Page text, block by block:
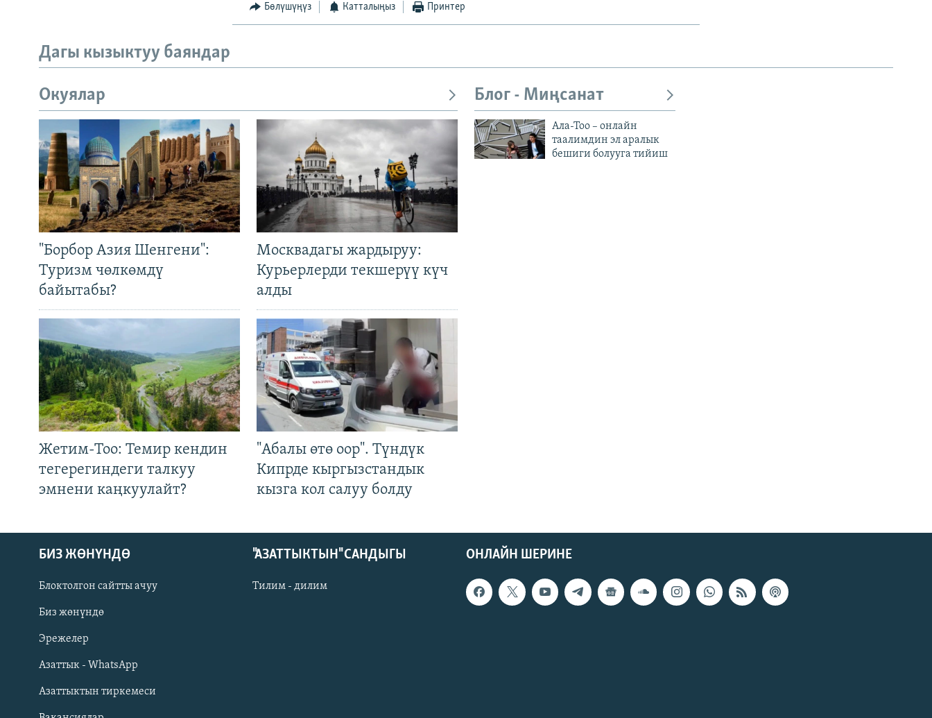
Русский
ОНЛАЙН ШЕРИНЕ
Бөлүшүңүз Катталыңыз Принтер
Дагы кызыктуу баяндар
Окуялар
"Борбор Азия Шенгени":
Туризм чөлкөмдү
байытабы?
Москвадагы жардыруу:
Курьерлерди текшерүү күч
алды
Жетим-Тоо: Темир кендин
тегерегиндеги талкуу
эмнени каңкуулайт?
"Абалы өтө оор". Түндүк
Кипрде кыргызстандык
кызга кол салуу болду
Блог - Миңсанат
Ала-Тоо – онлайн
таалимдин эл аралык
бешиги болууга тийиш
ОНЛАЙН ШЕРИНЕ
БИЗ ЖӨНҮНДӨ
Блоктолгон сайтты ачуу
Биз жөнүндө
Эрежелер
Азаттык - WhatsApp
Азаттыктын тиркемеси
"АЗАТТЫКТЫН" САНДЫГЫ
Тилим - дилим